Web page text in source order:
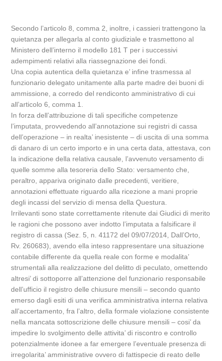
Secondo l’articolo 8, comma 2, inoltre, i cassieri trattengono la
quietanza per allegarla al conto giudiziale e trasmettono al
Ministero dell’interno il modello 181 T per i successivi
adempimenti relativi alla riassegnazione dei fondi.
Una copia autentica della quietanza e’ infine trasmessa al
funzionario delegato unitamente alla parte madre dei buoni di
ammissione, a corredo del rendiconto amministrativo di cui
all’articolo 6, comma 1.
In forza dell’attribuzione di tali specifiche competenze
l’imputata, provvedendo all’annotazione sui registri di cassa
dell’operazione – in realta’ inesistente – di uscita di una somma
di danaro di un certo importo e in una certa data, attestava, con
la indicazione della relativa causale, l’avvenuto versamento di
quelle somme alla tesoreria dello Stato: versamento che,
peraltro, appariva originato dalle precedenti, veritiere,
annotazioni effettuate riguardo alla ricezione a mani proprie
degli incassi del servizio di mensa della Questura.
Irrilevanti sono state correttamente ritenute dai Giudici di merito
le ragioni che possono aver indotto l’imputata a falsificare il
registro di cassa (Sez. 5, n. 41172 del 09/07/2014, Dall’Orto,
Rv. 260683), avendo ella inteso rappresentare una situazione
contabile differente da quella reale con forme e modalita’
strumentali alla realizzazione del delitto di peculato, omettendo
altresi’ di sottoporre all’attenzione del funzionario responsabile
dell’ufficio il registro delle chiusure mensili – secondo quanto
emerso dagli esiti di una verifica amministrativa interna relativa
all’accertamento, fra l’altro, della formale violazione consistente
nella mancata sottoscrizione delle chiusure mensili – cosi’ da
impedire lo svolgimento delle attivita’ di riscontro e controllo
potenzialmente idonee a far emergere l’eventuale presenza di
irregolarita’ amministrative ovvero di fattispecie di reato delle